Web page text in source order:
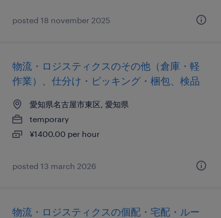
posted 18 november 2025
物流・ロジスティクスのその他（倉庫・軽
作業）、仕分け・ピッキング・梱包、検品
愛知県名古屋市東区, 愛知県
temporary
¥1400.00 per hour
posted 13 march 2026
物流・ロジスティクスの個配・宅配・ルー